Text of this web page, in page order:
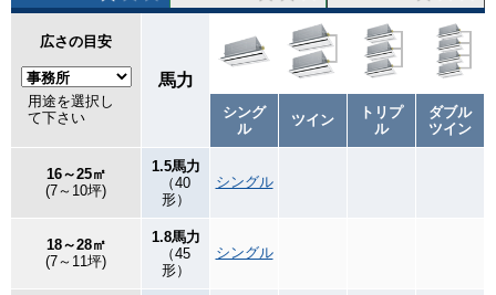
広さの目安
用途を選択し
て下さい
馬力
シング
ル
ツイン
トリプ
ル
ダブル
ツイン
16～25㎡
(7～10坪)
1.5馬力
（40
形）
シングル
18～28㎡
(7～11坪)
1.8馬力
（45
形）
シングル